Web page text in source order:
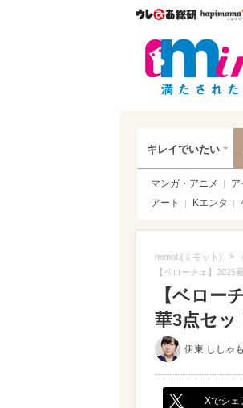
ウレぴ
キレイでいたい
マンガ・アニメ ア
アート
Kエンタ
mimot.(ミモット) >
【ベローチェ】2025
【ベロー
華3点セッ
伊東 ししゃも
Xでシェ